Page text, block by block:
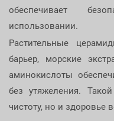
обеспечивает
использовании.
Растительные
барьер, морские
аминокислоты
без утяжеления.
чистоту, но и здоровье